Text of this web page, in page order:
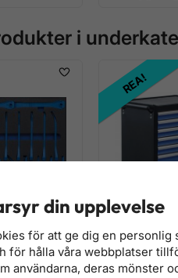
i
delar
3/3
REA!
Verktygsvagn
verktyg
din upplevelse
för att ge dig en personlig
för hålla våra webbplatser
användarna, deras mönster